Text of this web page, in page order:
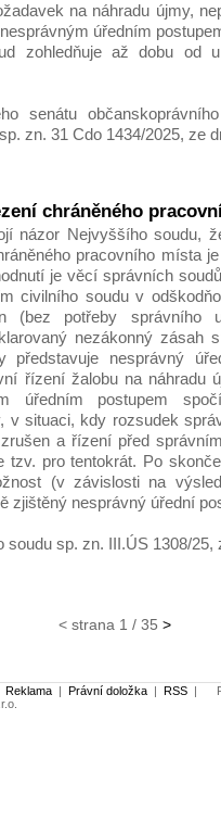
na náhradu újmy,
úředním
zohledňuje až dobu od
senátu
zn. 31 Cdo 1434/2025, ze
chráněného
názor Nejvyššího soudu,
pracovního místa
je věcí správních
civilního soudu v
(bez potřeby správního
nezákonný zásah
představuje nesprávný
řízení žalobu na náhradu
úředním postupem
v situaci, kdy rozsudek
a řízení před
tzv. pro tentokrát. Po
(v závislosti na
zjištěný nesprávný úřední
soudu sp. zn. III.ÚS 1308/25,
< strana 1 / 35 >
Reklama | Právní doložka | RSS |